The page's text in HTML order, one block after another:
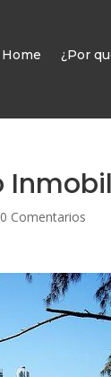
Home ¿Por
0 Comentarios